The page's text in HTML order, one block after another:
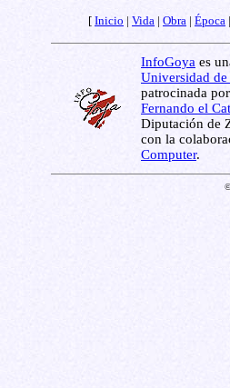
[ Inicio | Vida | Obra | Época
InfoGoya es
Universidad de
patrocinada
Fernando el
Diputación de
con la
Computer.